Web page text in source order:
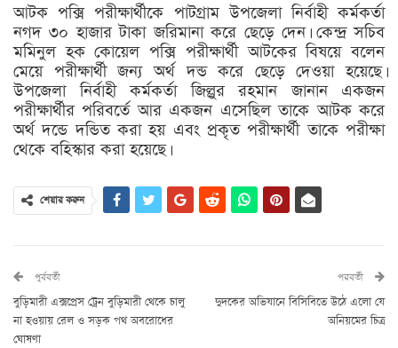
আটক পক্সি পরীক্ষার্থীকে পাটগ্রাম উপজেলা নির্বাহী কর্মকর্তা
নগদ ৩০ হাজার টাকা জরিমানা করে ছেড়ে দেন। কেন্দ্র সচিব
মমিনুল হক কোয়েল পক্সি পরীক্ষার্থী আটকের বিষয়ে বলেন
মেয়ে পরীক্ষার্থী জন্য অর্থ দন্ড করে ছেড়ে দেওয়া হয়েছে।
উপজেলা নির্বাহী কর্মকর্তা জিল্লুর রহমান জানান একজন
পরীক্ষার্থীর পরিবর্তে আর একজন এসেছিল তাকে আটক করে
অর্থ দন্ডে দন্ডিত করা হয় এবং প্রকৃত পরীক্ষার্থী তাকে পরীক্ষা
থেকে বহিস্কার করা হয়েছে।
শেয়ার করুন
পুর্ববর্তী
বুড়িমারী এক্সপ্রেস ট্রেন বুড়িমারী থেকে চালু
না হওয়ায় রেল ও সড়ক পথ অবরোধের
ঘোষণা
পরবর্তী
দুদকের অভিযানে বিসিবিতে উঠে এলো যে
অনিয়মের চিত্র